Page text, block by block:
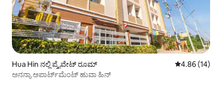
Hua Hin ನಲ್ಲಿ ಪ್ರೈವೇಟ್ ರೂಮ್ 5 ರಲ್ಲಿ 4.86
4.86 (14)
ಅನನ್ಯಾ ಅಪಾರ್ಟ್‌ಮೆಂಟ್ ಹುವಾ ಹಿನ್